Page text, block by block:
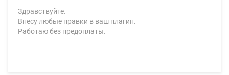
Здравствуйте.
Внесу любые правки в ваш плагин.
Работаю без предоплаты.